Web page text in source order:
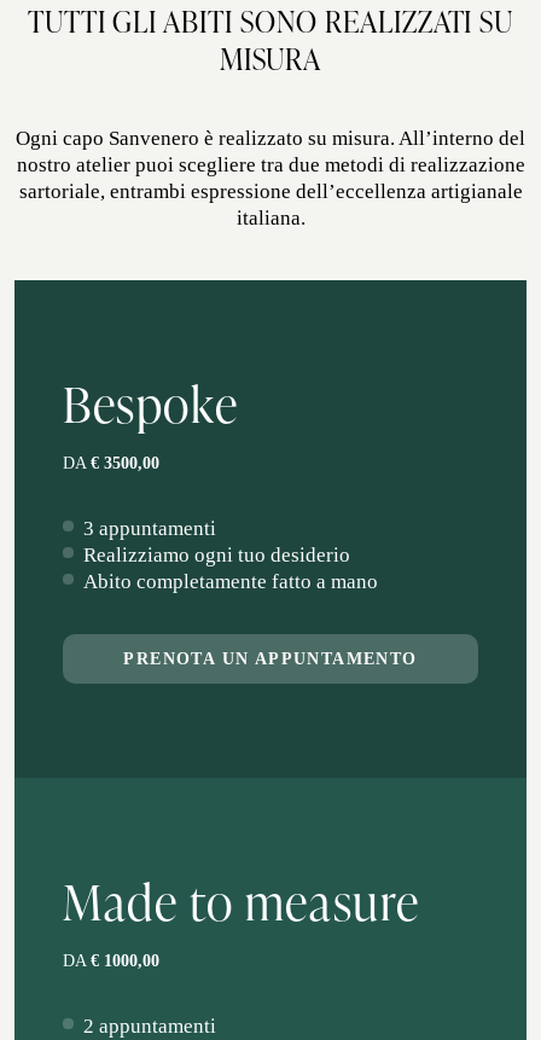
SERVIZIO CORPORATE
TUTTI GLI ABITI SONO REALIZZATI SU
MISURA
Ogni capo Sanvenero è realizzato su misura. All’interno del
nostro atelier puoi scegliere tra due metodi di realizzazione
sartoriale, entrambi espressione dell’eccellenza artigianale
italiana.
Bespoke
DA € 3500,00
3 appuntamenti
Realizziamo ogni tuo desiderio
Abito completamente fatto a mano
PRENOTA UN APPUNTAMENTO
Made to measure
DA € 1000,00
2 appuntamenti